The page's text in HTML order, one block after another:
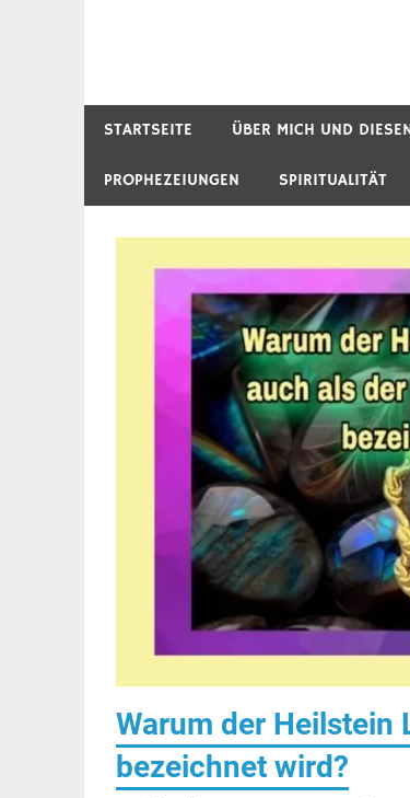
STARTSEITE ÜBER MICH UND
PROPHEZEIUNGEN SPIRITUALITÄT
Warum der Heilstein
bezeichnet wird?